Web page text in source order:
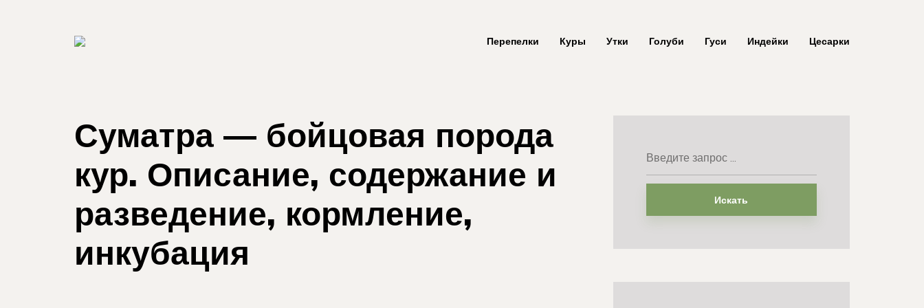
Перепелки Куры Утки Голуби Гуси Индейки Цесарки
Суматра — бойцовая порода
кур. Описание, содержание и
разведение, кормление,
инкубация
Искать